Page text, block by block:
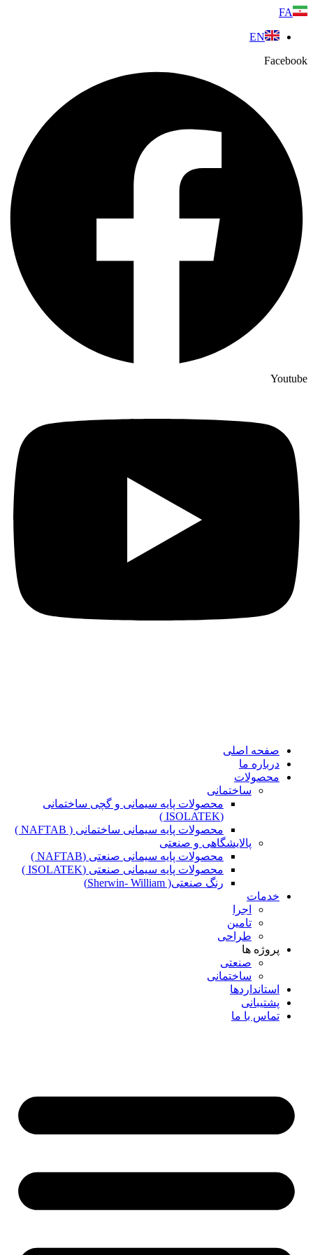
پرش
محتوا
FA
EN
Facebook
Youtube
صفحه اصلی
درباره ما
محصولات
ساختمانی
محصولات پایه سیمانی و گچی ساختمانی
(ISOLATEK )
محصولات پایه سیمانی ساختمانی ( NAFTAB )
پالایشگاهی و صنعتی
محصولات پایه سیمانی صنعتی (NAFTAB )
محصولات پایه سیمانی صنعتی (ISOLATEK )
رنگ صنعتی( Sherwin- William)
خدمات
اجرا
تامین
طراحی
پروژه ها
صنعتی
ساختمانی
استانداردها
پشتیبانی
تماس با ما